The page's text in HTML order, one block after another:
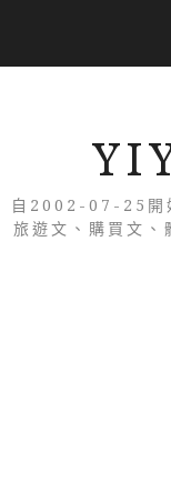
自2002-07-25開
旅遊文、購買文、